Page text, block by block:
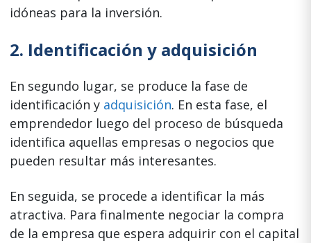
idóneas para la inversión.
2. Identificación y adquisición
En segundo lugar, se produce la fase de
identificación y adquisición. En esta fase, el
emprendedor luego del proceso de búsqueda
identifica aquellas empresas o negocios que
pueden resultar más interesantes.
En seguida, se procede a identificar la más
atractiva. Para finalmente negociar la compra
de la empresa que espera adquirir con el capital